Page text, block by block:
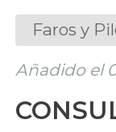
Faros y
Añadido el